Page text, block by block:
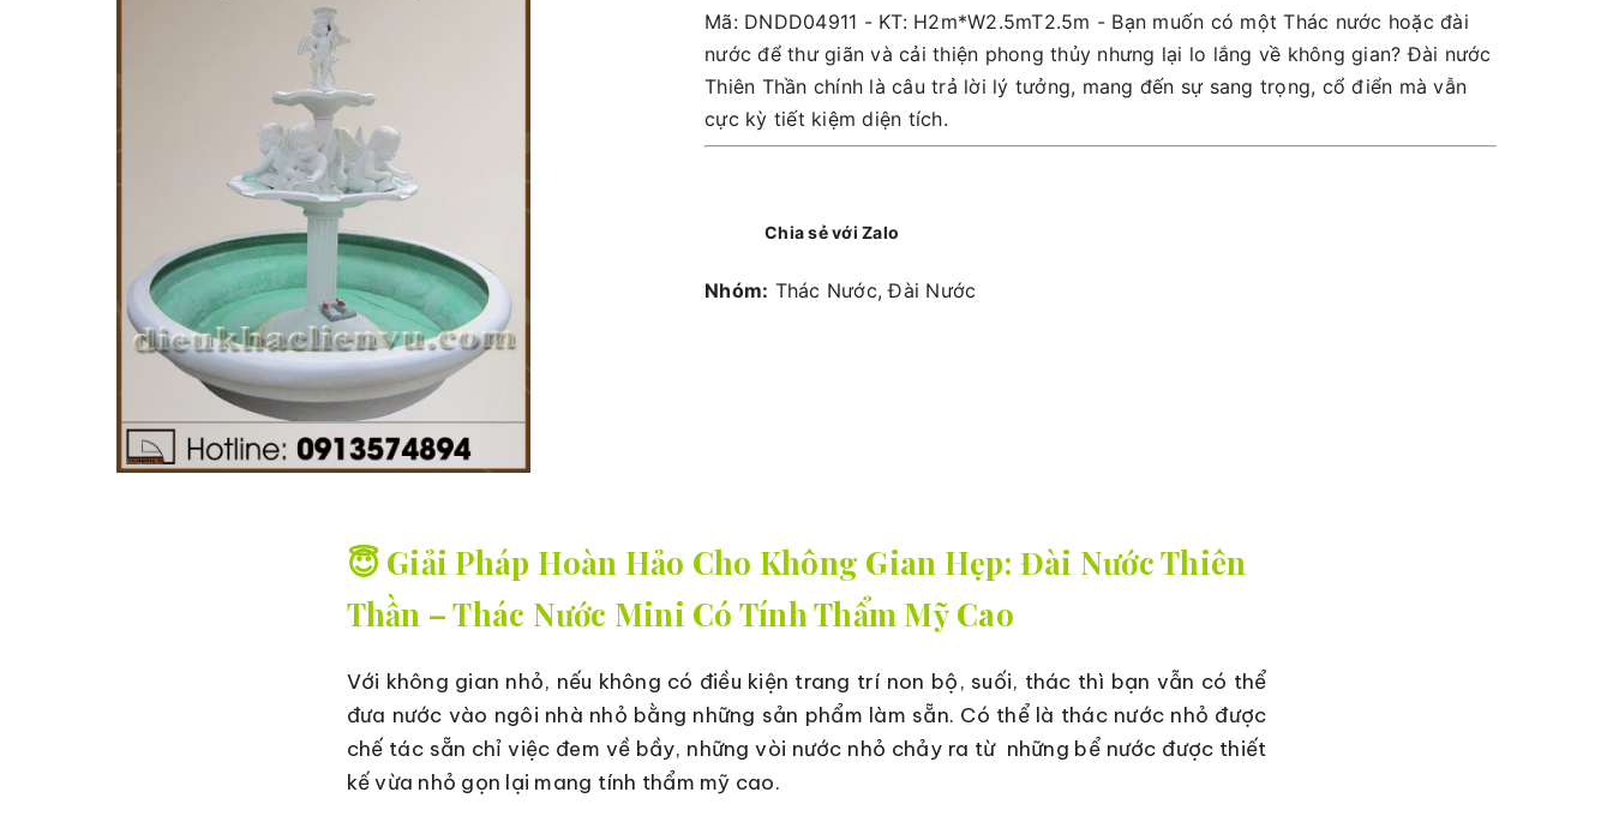
Mã: DNDD04911 - KT: H2m*W2.5mT2.5m - Bạn muốn có một Thác nước hoặc đài
nước để thư giãn và cải thiện phong thủy nhưng lại lo lắng về không gian? Đài nước
Thiên Thần chính là câu trả lời lý tưởng, mang đến sự sang trọng, cổ điển mà vẫn
cực kỳ tiết kiệm diện tích.
Chia sẻ với Zalo
Nhóm: Thác Nước, Đài Nước
😇 Giải Pháp Hoàn Hảo Cho Không Gian Hẹp: Đài Nước Thiên
Thần – Thác Nước Mini Có Tính Thẩm Mỹ Cao
Với không gian nhỏ, nếu không có điều kiện trang trí non bộ, suối, thác thì bạn vẫn có thể
đưa nước vào ngôi nhà nhỏ bằng những sản phẩm làm sẵn. Có thể là thác nước nhỏ được
chế tác sẵn chỉ việc đem về bầy, những vòi nước nhỏ chảy ra từ những bể nước được thiết
kế vừa nhỏ gọn lại mang tính thẩm mỹ cao.